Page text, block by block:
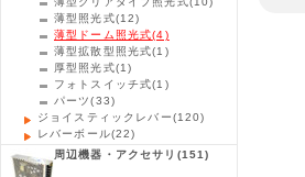
薄型照光式(12)
薄型ドーム照光式(4)
薄型拡散型照光式(1)
厚型照光式(1)
フォトスイッチ式(1)
パーツ(33)
ジョイスティックレバー(120)
レバーボール(22)
周辺機器・アクセサリ (151)